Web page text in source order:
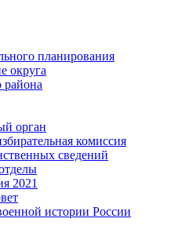
планирования
округа
района
орган
комиссия
сведений
2021
истории России